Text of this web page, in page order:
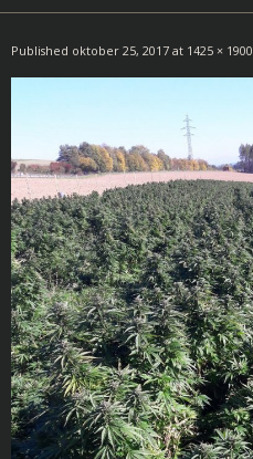
Published oktober 25, 2017 at 1425 × 1900